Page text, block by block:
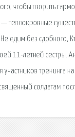
чтобы творить
теплокровные
едим без сдобного,
11-летней сестры.
тренинга
солдатам